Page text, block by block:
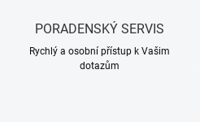
PORADENSKÝ SERVIS
Rychlý a osobní přístup k Vašim
dotazům